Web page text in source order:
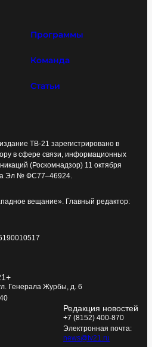
Программы
Команда
Статьи
ТВ-21 зарегистрировано в
в сфере связи, информационных
(Роскомнадзор) 11 октября
Эл № ФС77–46924.
вещание». Главный редактор:
Генерала Журбы, д. 6
Редакция новостей
+7 (8152) 400-870
Электронная почта:
news@tv21.ru